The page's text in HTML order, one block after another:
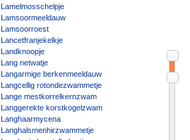
Lamelmosschelpje
Lamsoormeeldauw
Lamsoorroest
Lancetfranjekelkje
Landknoopje
Lang netwatje
Langarmige berkenmeeldauw
Langcellig rotondezwammetje
Lange mestkorrelkernzwam
Langgerekte korstkogelzwam
Langhaarmycena
Langhalsmenhirzwammetje